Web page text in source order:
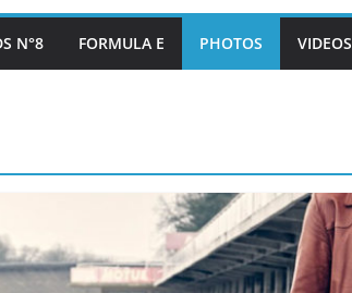
Leigh McMillan et intégration de
de Portsmouth
N°8 FORMULA E PHOTOS VIDEOS